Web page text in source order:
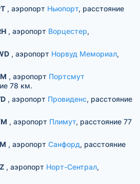
, аэропорт Ньюпорт, расстояние
, аэропорт Ворцестер,
, аэропорт Норвуд Мемориал,
, аэропорт Портсмут
78 км.
, аэропорт Провиденс, расстояние
, аэропорт Плимут, расстояние 77
, аэропорт Санфорд, расстояние
, аэропорт Норт-Сентрал,